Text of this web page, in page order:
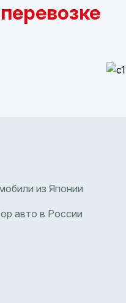
из Японии
авто в России